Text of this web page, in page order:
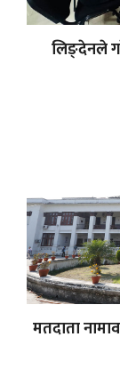
लिङ्देनले
मतदाता